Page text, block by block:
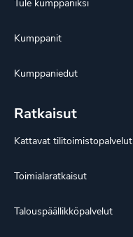
Tule kumppaniksi
Kumppanit
Kumppaniedut
Ratkaisut
Kattavat tilitoimistopalvelut
Toimialaratkaisut
Talouspäällikköpalvelut